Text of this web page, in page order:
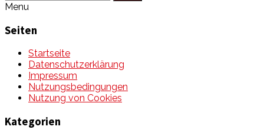
Menu
Seiten
Startseite
Datenschutzerklärung
Impressum
Nutzungsbedingungen
Nutzung von Cookies
Kategorien